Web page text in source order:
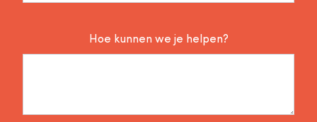
Hoe kunnen we je helpen?